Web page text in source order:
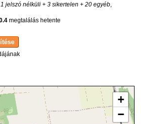
jelszó nélküli + 3 sikertelen + 20 egyéb,
megtalálás hetente
+
−